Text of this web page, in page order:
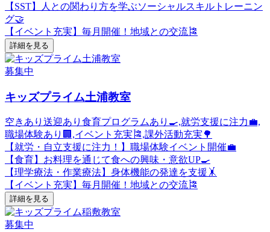
【SST】人との関わり方を学ぶソーシャルスキルトレーニン
グ🤝
【イベント充実】毎月開催！地域との交流🎏
詳細を見る
募集中
キッズプライム土浦教室
空きあり 送迎あり 食育プログラムあり🍳,就労支援に注力💼,
職場体験あり🏢,イベント充実🎏,課外活動充実🌳
【就労・自立支援に注力！】職場体験イベント開催💼
【食育】お料理を通じて食への興味・意欲UP🍳
【理学療法・作業療法】身体機能の発達を支援🤸
【イベント充実】毎月開催！地域との交流🎏
詳細を見る
募集中